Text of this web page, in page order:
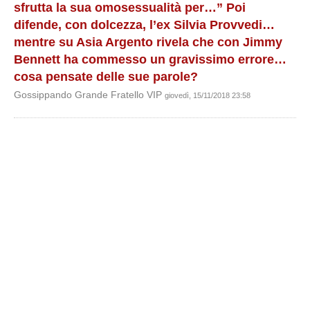
sfrutta la sua omosessualità per…” Poi
difende, con dolcezza, l’ex Silvia Provvedi…
mentre su Asia Argento rivela che con Jimmy
Bennett ha commesso un gravissimo errore…
cosa pensate delle sue parole?
Gossippando Grande Fratello VIP giovedì, 15/11/2018 23:58